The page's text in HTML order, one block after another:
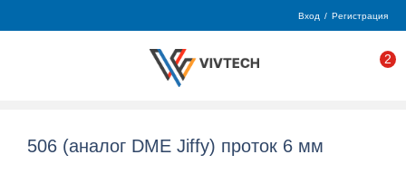
Вход / Регистрация
2
506 (аналог DME Jiffy) проток 6 мм